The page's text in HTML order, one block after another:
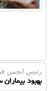
رئیس انجمن
بهبود